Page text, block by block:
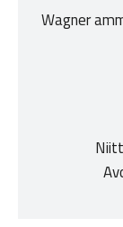
Wagner